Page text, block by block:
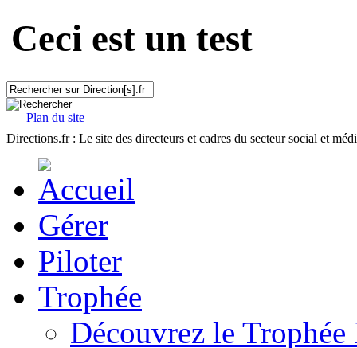
Ceci est un test
Plan du site
Directions.fr : Le site des directeurs et cadres du secteur social et
Gérer
Piloter
Trophée
Découvrez le